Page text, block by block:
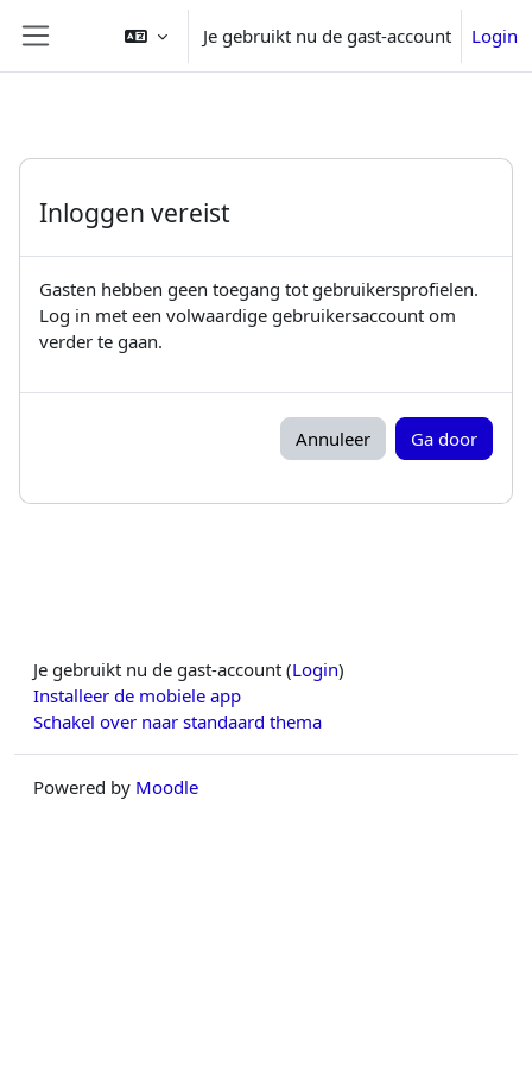
Je gebruikt nu de gast-account Login
Inloggen vereist
Gasten hebben geen toegang tot gebruikersprofielen.
Log in met een volwaardige gebruikersaccount om
verder te gaan.
Annuleer Ga door
Je gebruikt nu de gast-account (Login)
Installeer de mobiele app
Schakel over naar standaard thema
Powered by Moodle